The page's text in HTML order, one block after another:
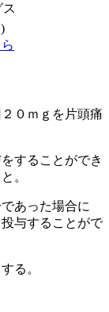
０ｍｇを片頭痛
することができ
。
あった場合に
与することがで
る。